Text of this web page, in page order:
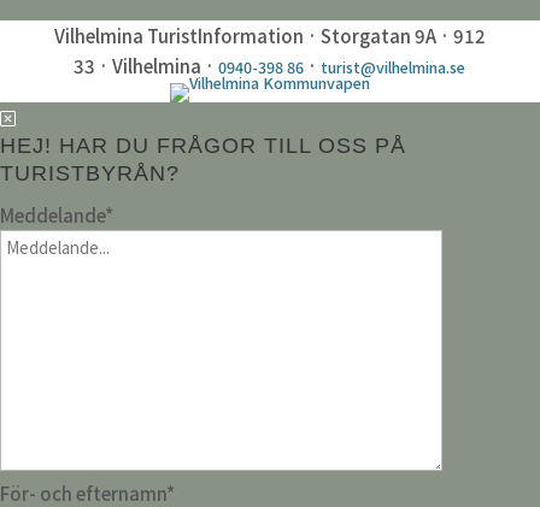
Vilhelmina TuristInformation · Storgatan 9A · 912
33 · Vilhelmina ·0940-398 86 · turist@vilhelmina.se
HEJ! HAR DU FRÅGOR TILL OSS PÅ
TURISTBYRÅN?
Meddelande*
För- och efternamn*